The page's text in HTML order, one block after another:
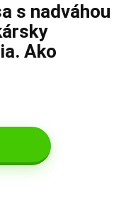
s nadváhou
Ako